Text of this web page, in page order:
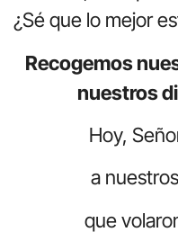
¿Sé que lo mejor
Recogemos
nuestros
Hoy,
a
que